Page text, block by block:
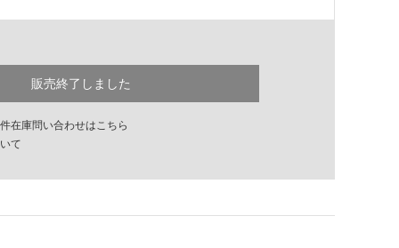
販売終了しました
在庫問い合わせはこちら
て